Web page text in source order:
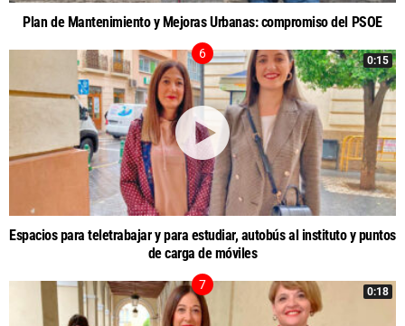
Plan de Mantenimiento y Mejoras Urbanas: compromiso del PSOE
0:15
Espacios para teletrabajar y para estudiar, autobús al instituto y puntos
de carga de móviles
0:18